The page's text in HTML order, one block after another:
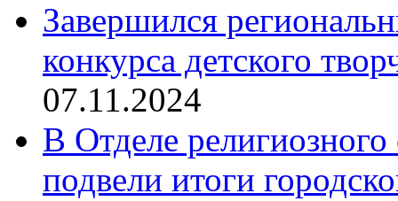
Завершился
конкурса детского
07.11.2024
В Отделе религиозного
подвели итоги